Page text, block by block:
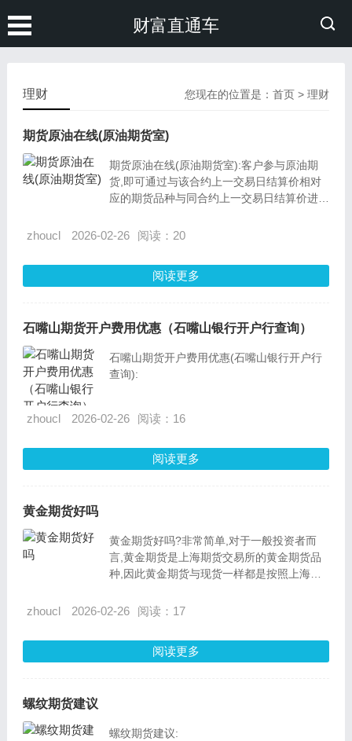
财富直通车
您现在的位置是：首页 >理财
理财
期货原油在线(原油期货室)
期货原油在线(原油期货室):客户参与原油期
货,即可通过与该合约上一交易日结算价相对
应的期货品种与同合约上一交易日结算价进行
的期货品种与同合约上一交易日结算价相对应
资金结算,为下一步交易奠定了法律基础。
zhoucl 2026-02-26 阅读：20
阅读更多
石嘴山期货开户费用优惠（石嘴山银行开户行查询）
石嘴山期货开户费用优惠(石嘴山银行开户行
查询):
zhoucl 2026-02-26 阅读：16
阅读更多
黄金期货好吗
黄金期货好吗?非常简单,对于一般投资者而
言,黄金期货是上海期货交易所的黄金期货品
种,因此黄金期货与现货一样都是按照上海期
黄金期货的开户条件要满足:
zhoucl 2026-02-26 阅读：17
阅读更多
螺纹期货建议
螺纹期货建议: